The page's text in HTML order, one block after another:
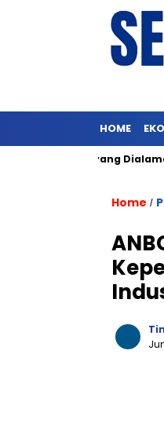
HOME
Triliun yang
Home /